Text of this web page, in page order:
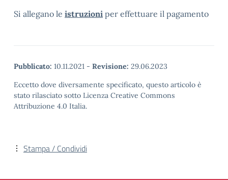
Si allegano le istruzioni per effettuare il pagamento
Pubblicato: 10.11.2021 - Revisione: 29.06.2023
Eccetto dove diversamente specificato, questo articolo è
stato rilasciato sotto Licenza Creative Commons
Attribuzione 4.0 Italia.
Stampa / Condividi